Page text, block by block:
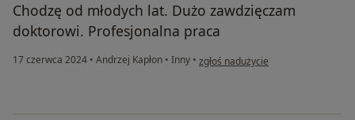
Chodzę od młodych lat. Dużo zawdzięczam
doktorowi. Profesjonalna praca
17 czerwca 2024 • Andrzej Kapłon • Inny • w opinii użytkownika Pacjent
zgłoś nadużycie